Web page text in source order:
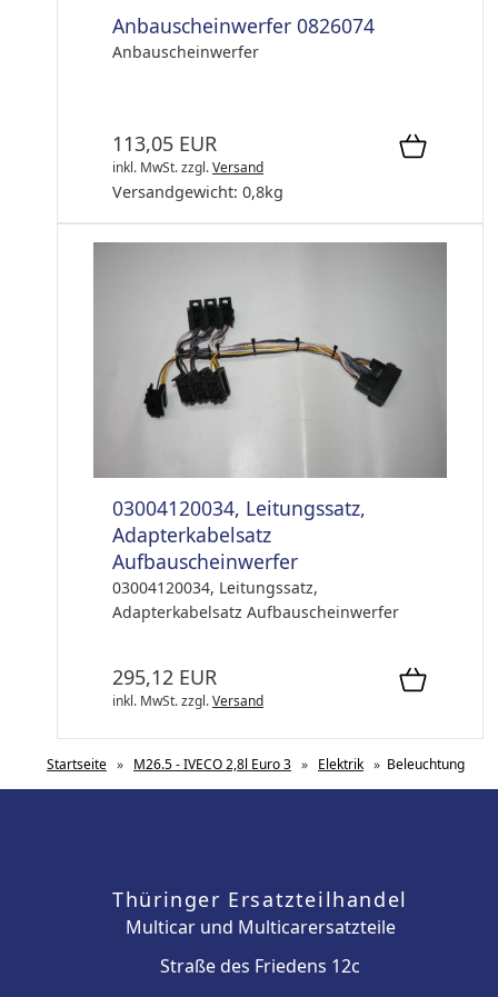
Anbauscheinwerfer 0826074
Anbauscheinwerfer
113,05 EUR
inkl. MwSt.zzgl.Versand
Versandgewicht: 0,8kg
03004120034, Leitungssatz,
Adapterkabelsatz
Aufbauscheinwerfer
03004120034, Leitungssatz,
Adapterkabelsatz Aufbauscheinwerfer
295,12 EUR
inkl. MwSt.zzgl.Versand
Startseite » M26.5 - IVECO 2,8l Euro 3 » Elektrik » Beleuchtung
Thüringer Ersatzteilhandel
Multicar und Multicarersatzteile
Straße des Friedens 12c